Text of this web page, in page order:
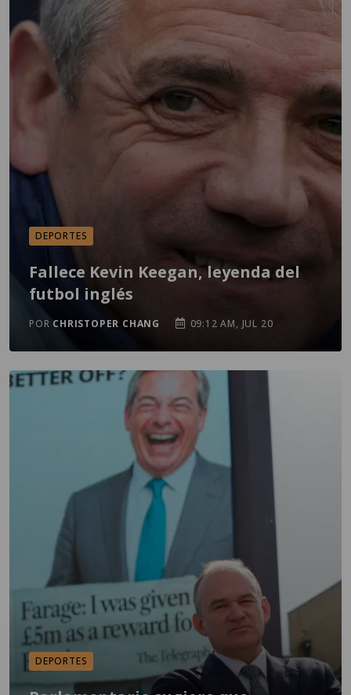
DEPORTES
Fallece Kevin Keegan, leyenda del
futbol inglés
POR CHRISTOPER CHANG 09:12 AM, JUL 20
DEPORTES